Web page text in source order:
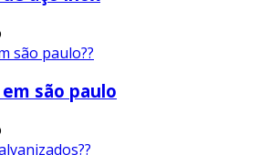
são paulo